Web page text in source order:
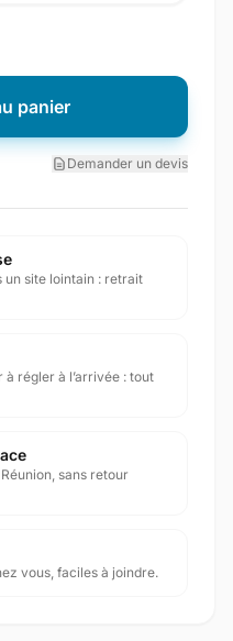
panier
Demander un devis
un site lointain : retrait
régler à l’arrivée : tout
sans retour
vous, faciles à joindre.